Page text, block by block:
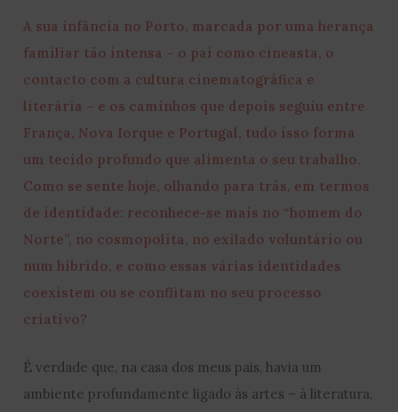
A sua infância no Porto, marcada por uma herança
familiar tão intensa – o pai como cineasta, o
contacto com a cultura cinematográfica e
literária – e os caminhos que depois seguiu entre
França, Nova Iorque e Portugal, tudo isso forma
um tecido profundo que alimenta o seu trabalho.
Como se sente hoje, olhando para trás, em termos
de identidade: reconhece-se mais no “homem do
Norte”, no cosmopolita, no exilado voluntário ou
num híbrido, e como essas várias identidades
coexistem ou se conflitam no seu processo
criativo?
É verdade que, na casa dos meus pais, havia um
ambiente profundamente ligado às artes – à literatura,